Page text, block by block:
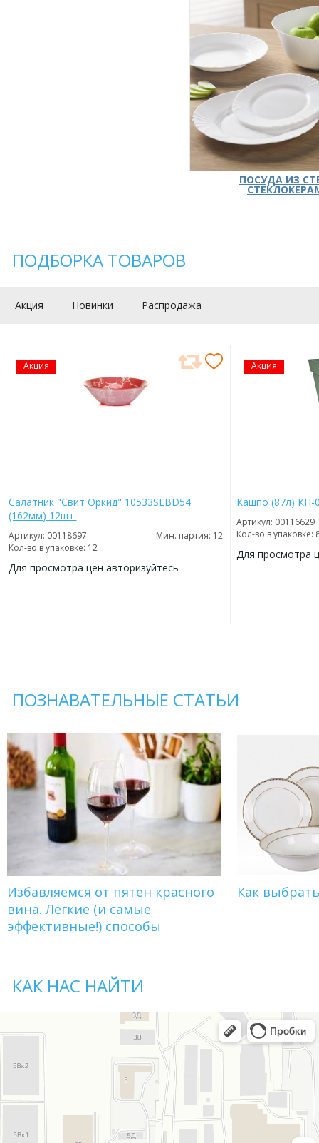
ПОСУДА ИЗ
ПОДБОРКА ТОВАРОВ
Акция Новинки Распродажа
Акция
Салатник "Свит Оркид" 10533SLBD54
(162мм) 12шт.
Артикул: 00118697
Мин. партия: 12
Кол-во в упаковке: 12
Для просмотра цен авторизуйтесь
Акция
Кашпо (87л) КП-
Артикул: 00116629
Кол-во в упаковке:
Для просмотра
ПОЗНАВАТЕЛЬНЫЕ СТАТЬИ
Избавляемся от пятен красного
вина. Легкие (и самые
эффективные!) способы
Как
КАК НАС НАЙТИ